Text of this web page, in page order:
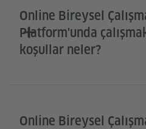
Online Bireysel
Platform'unda
koşullar neler?
Online Bireysel